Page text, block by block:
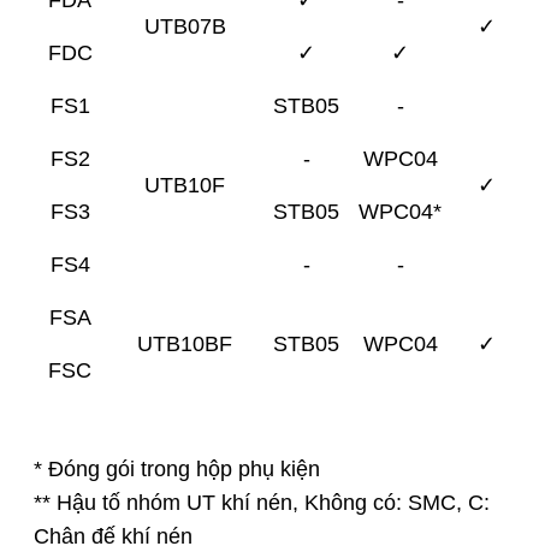
UTB07B
✓
FDC
✓ ✓
FS1
UTB10F
STB05 -
✓
FS2 - WPC04
FS3 STB05 WPC04*
FS4 - -
FSA
UTB10BF
STB05 WPC04
✓
FSC
* Đóng gói trong hộp phụ kiện
** Hậu tố nhóm UT khí nén, Không có: SMC, C:
Chân đế khí nén